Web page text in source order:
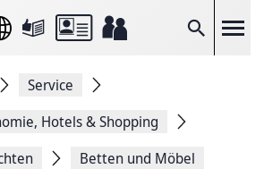
Suche
Service
Hotels & Shopping
Betten und Möbel